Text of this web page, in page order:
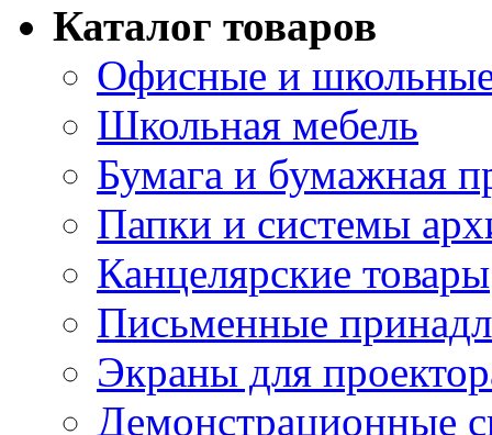
Каталог товаров
Офисные и
Школьная мебель
Бумага и бумажная
Папки и системы
Канцелярские товары
Письменные
Экраны для
Демонстрационные